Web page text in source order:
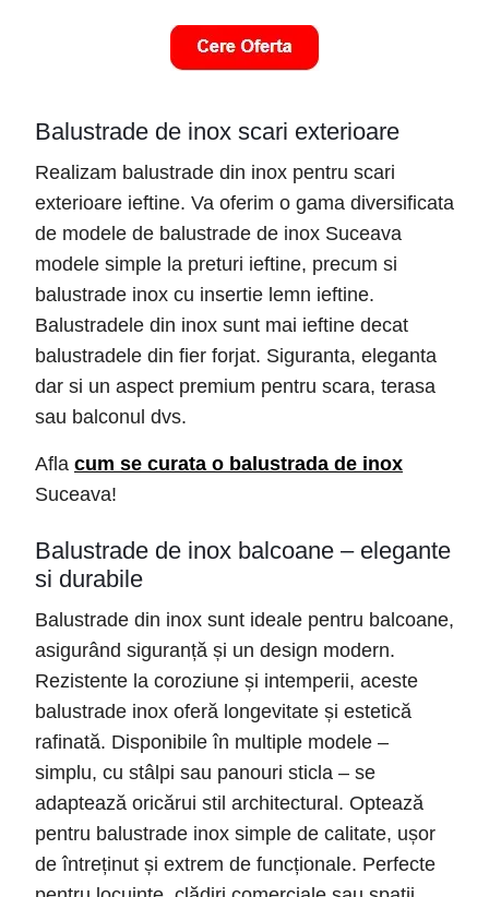
Balustrade de inox scari exterioare
Realizam balustrade din inox pentru scari
exterioare ieftine. Va oferim o gama diversificata
de modele de balustrade de inox Suceava
modele simple la preturi ieftine, precum si
balustrade inox cu insertie lemn ieftine.
Balustradele din inox sunt mai ieftine decat
balustradele din fier forjat. Siguranta, eleganta
dar si un aspect premium pentru scara, terasa
sau balconul dvs.
Afla cum se curata o balustrada de inox
Suceava!
Balustrade de inox balcoane – elegante
si durabile
Balustrade din inox sunt ideale pentru balcoane,
asigurând siguranță și un design modern.
Rezistente la coroziune și intemperii, aceste
balustrade inox oferă longevitate și estetică
rafinată. Disponibile în multiple modele –
simplu, cu stâlpi sau panouri sticla – se
adaptează oricărui stil architectural. Optează
pentru balustrade inox simple de calitate, ușor
de întreținut și extrem de funcționale. Perfecte